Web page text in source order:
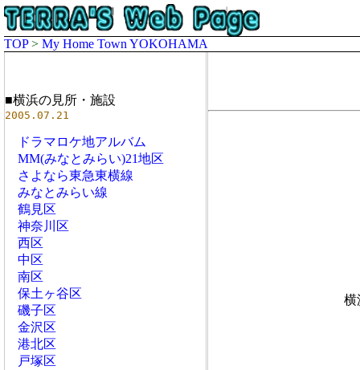
TOP> My Home Town YOKOHAMA
■横浜の見所・施設
2005.07.21
ドラマロケ地アルバム
MM(みなとみらい)21地区
さよなら東急東横線
みなとみらい線
鶴見区
神奈川区
西区
中区
南区
保土ヶ谷区
磯子区
金沢区
港北区
戸塚区
横